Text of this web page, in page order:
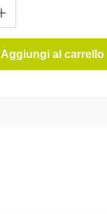
Aggiungi al carrello